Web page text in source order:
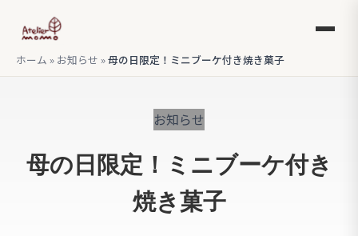
ホーム » お知らせ »母の日限定！ミニブーケ付き焼き菓子
お知らせ
母の日限定！ミニブーケ付き
焼き菓子